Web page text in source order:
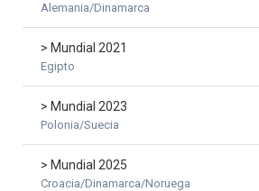
Alemania/Dinamarca
> Mundial 2021
Egipto
> Mundial 2023
Polonia/Suecia
> Mundial 2025
Croacia/Dinamarca/Noruega